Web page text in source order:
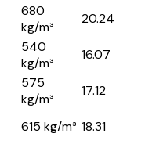
680
kg/m³
20.24
540
kg/m³
16.07
575
kg/m³
17.12
615 kg/m³ 18.31